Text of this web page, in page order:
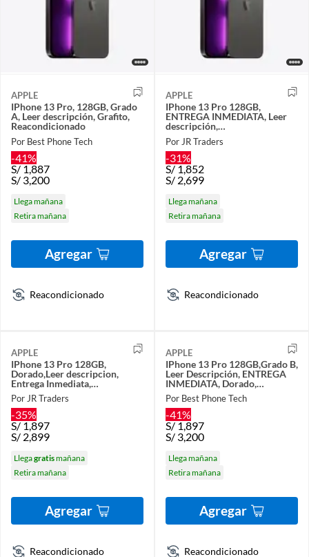
APPLE
IPhone 13 Pro, 128GB, Grado
A, Leer descripción, Grafito,
Reacondicionado
Por Best Phone Tech
-41%
S/1,887
S/ 3,200
Llega mañana
Retira mañana
Agregar
Reacondicionado
APPLE
IPhone 13 Pro 128GB,
ENTREGA INMEDIATA, Leer
descripción,
Grafito,Reacondicionado.
Por JR Traders
-31%
S/1,852
S/ 2,699
Llega mañana
Retira mañana
Agregar
Reacondicionado
APPLE
IPhone 13 Pro 128GB,
Dorado,Leer descripcion,
Entrega Inmediata,
Reacondicionado
Por JR Traders
-35%
S/1,897
S/ 2,899
Llegagratismañana
Retira mañana
Agregar
Reacondicionado
APPLE
IPhone 13 Pro 128GB,Grado B,
Leer Descripción, ENTREGA
INMEDIATA, Dorado,
Reacondicionado
Por Best Phone Tech
-41%
S/1,897
S/ 3,200
Llega mañana
Retira mañana
Agregar
Reacondicionado